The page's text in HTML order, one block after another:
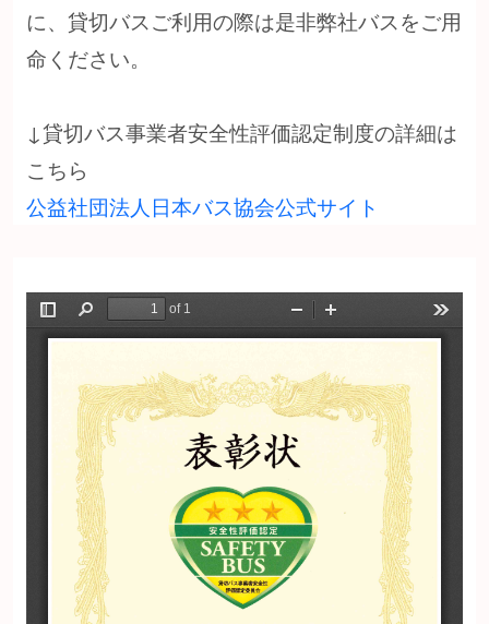
に、貸切バスご利用の際は是非弊社バスをご用
命ください。
↓貸切バス事業者安全性評価認定制度の詳細は
こちら
公益社団法人日本バス協会公式サイト